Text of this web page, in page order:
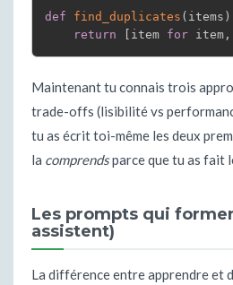
def find_duplicates ( items )
return
item for item ,
Maintenant tu connais trois
trade-offs (lisibilité vs
tu as écrit toi-même les deux
la comprendsparce que tu as fait
Les prompts qui
assistent)
La différence entre apprendre et